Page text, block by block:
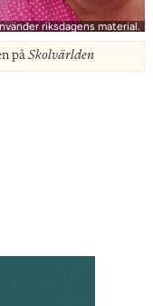
riksdagens material.
på Skolvärlden